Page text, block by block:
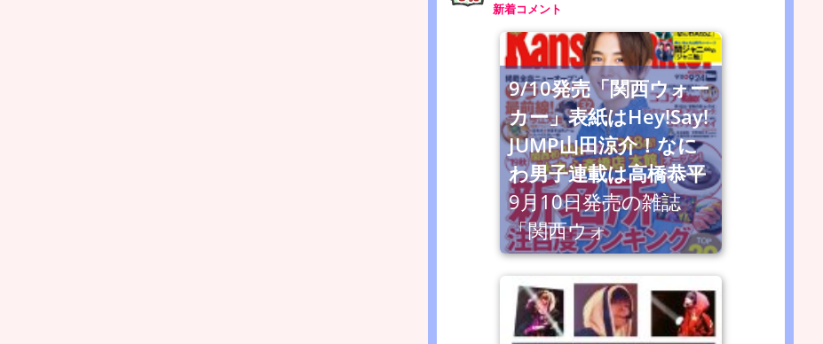
新着コメント
9/10発売「関西ウォー
カー」表紙はHey!Say!
JUMP山田涼介！なに
わ男子連載は高橋恭平
9月10日発売の雑誌
「関西ウォ